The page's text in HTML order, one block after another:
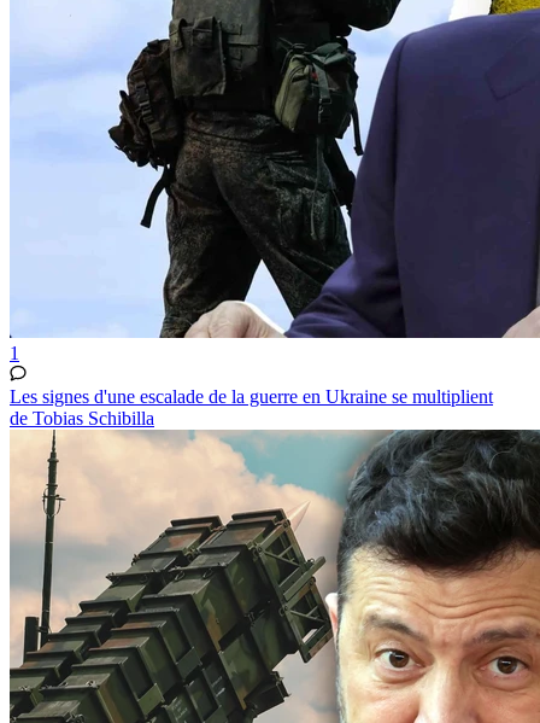
1
Les signes d'une escalade de la guerre en Ukraine se multiplient
de Tobias Schibilla